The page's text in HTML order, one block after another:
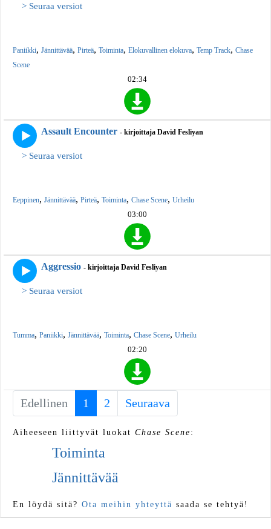
> Seuraa versiot
Paniikki, Jännittävää, Pirteä, Toiminta, Elokuvallinen elokuva, Temp Track, Chase
Scene
02:34
Assault Encounter - kirjoittaja David Fesliyan
> Seuraa versiot
Eeppinen, Jännittävää, Pirteä, Toiminta, Chase Scene, Urheilu
03:00
Aggressio - kirjoittaja David Fesliyan
> Seuraa versiot
Tumma, Paniikki, Jännittävää, Toiminta, Chase Scene, Urheilu
02:20
Edellinen 1 (current)
2 Seuraava
Aiheeseen liittyvät luokat Chase Scene :
Toiminta
Jännittävää
En löydä sitä? Ota meihin yhteyttä saada se tehtyä!